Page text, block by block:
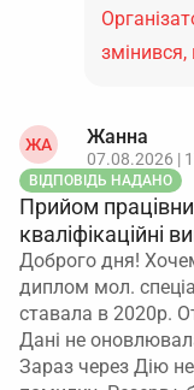
ЖА Жанна
07.08.2026 |
ВІДПОВІДЬ НАДАНО
Прийом
кваліфікаційні
Доброго дня!
диплом мол.
ставала в 2020р.
Дані не
Зараз через Дію